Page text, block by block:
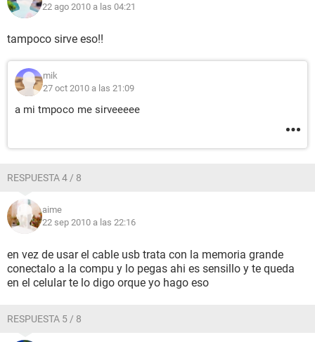
22 ago 2010 a las 04:21
tampoco sirve eso!!
mik
27 oct 2010 a las 21:09
a mi tmpoco me sirveeeee
RESPUESTA 4 / 8
aime
22 sep 2010 a las 22:16
en vez de usar el cable usb trata con la memoria grande
conectalo a la compu y lo pegas ahi es sensillo y te queda
en el celular te lo digo orque yo hago eso
RESPUESTA 5 / 8